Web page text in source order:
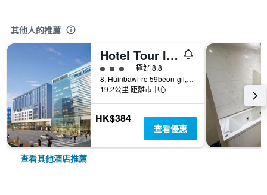
其他人的推薦
Hotel Tour Incheon Airport Hotel & Suites
3星級評級極好 8.8
8, Huinbawi-ro 59beon-gil, Jung-gu, 仁川, 韓國
19.2公里 距離市中心
HK$384
查看優惠
查看其他酒店推薦